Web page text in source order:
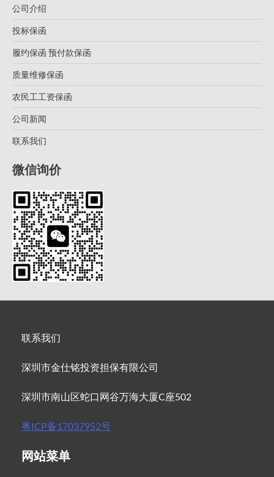
公司介绍
投标保函
履约保函 预付款保函
质量维修保函
农民工工资保函
公司新闻
联系我们
微信询价
联系我们
深圳市金仕铭投资担保有限公司
深圳市南山区蛇口网谷万海大厦C座502
粤ICP备17037952号
网站菜单